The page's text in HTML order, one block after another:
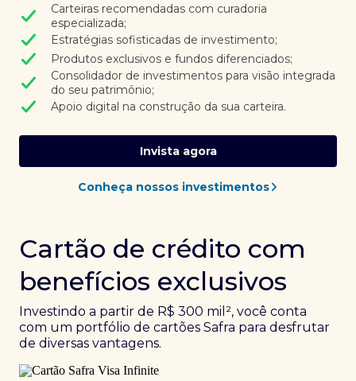
Carteiras recomendadas com curadoria
especializada;
Estratégias sofisticadas de investimento;
Produtos exclusivos e fundos diferenciados;
Consolidador de investimentos para visão integrada
do seu patrimônio;
Apoio digital na construção da sua carteira.
Invista agora
Conheça nossos investimentos
Cartão de crédito com
benefícios exclusivos
Investindo a partir de R$ 300 mil², você conta
com um portfólio de cartões Safra para desfrutar
de diversas vantagens.